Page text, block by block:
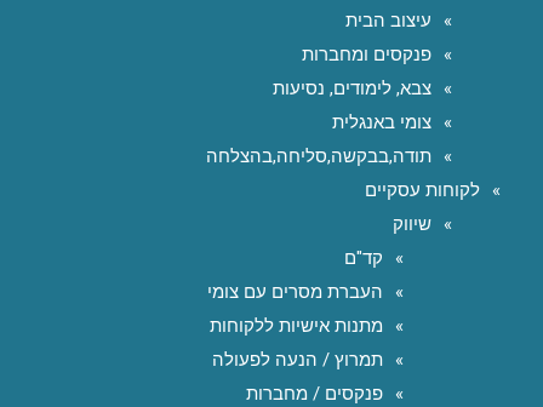
עיצוב הבית
פנקסים ומחברות
צבא, לימודים, נסיעות
צומי באנגלית
תודה,בבקשה,סליחה,בהצלחה
לקוחות עסקיים
שיווק
קד"ם
העברת מסרים עם צומי
מתנות אישיות ללקוחות
תמרוץ / הנעה לפעולה
פנקסים / מחברות